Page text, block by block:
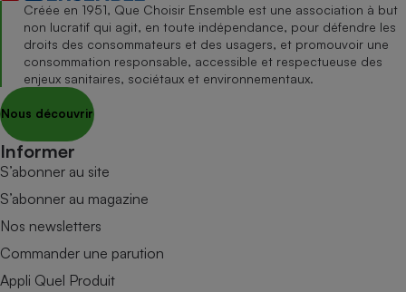
Créée en 1951, Que Choisir Ensemble est une association à but
non lucratif qui agit, en toute indépendance, pour défendre les
droits des consommateurs et des usagers, et promouvoir une
consommation responsable, accessible et respectueuse des
enjeux sanitaires, sociétaux et environnementaux.
Nous découvrir
Informer
S’abonner au site
S’abonner au magazine
Nos newsletters
Commander une parution
Appli Quel Produit